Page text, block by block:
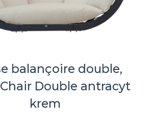
balançoire double,
Double antracyt
krem